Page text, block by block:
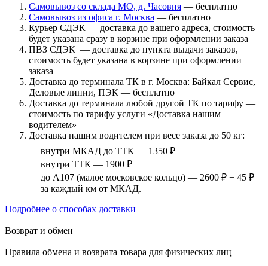
Самовывоз со склада МО, д. Часовня — бесплатно
Самовывоз из офиса г. Москва — бесплатно
Курьер СДЭК — доставка до вашего адреса, стоимость
будет указана сразу в корзине при оформлении заказа
ПВЗ СДЭК — доставка до пункта выдачи заказов,
стоимость будет указана в корзине при оформлении
заказа
Доставка до терминала ТК в г. Москва: Байкал Сервис,
Деловые линии, ПЭК — бесплатно
Доставка до терминала любой другой ТК по тарифу —
стоимость по тарифу услуги «Доставка нашим
водителем»
Доставка нашим водителем при весе заказа до 50 кг:
внутри МКАД до ТТК — 1350 ₽
внутри ТТК — 1900 ₽
до А107 (малое московское кольцо) — 2600 ₽ + 45 ₽
за каждый км от МКАД.
Подробнее о способах доставки
Возврат и обмен
Правила обмена и возврата товара для физических лиц